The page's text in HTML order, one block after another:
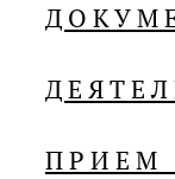
ПРИЕМ